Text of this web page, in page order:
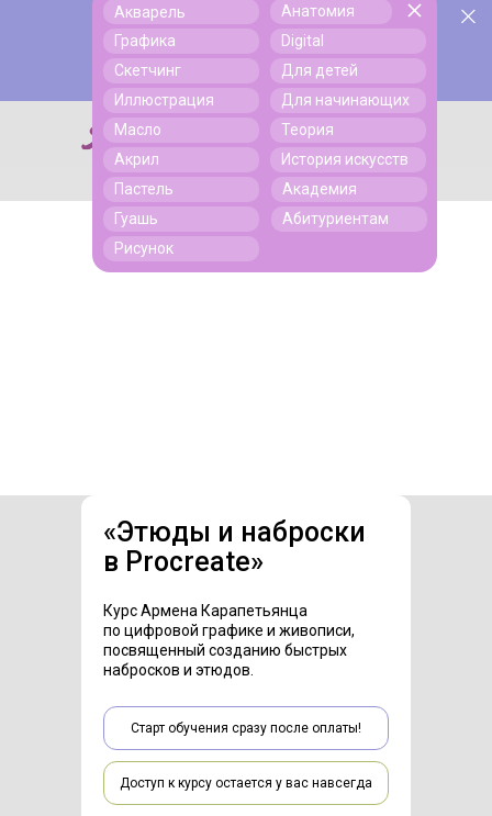
Поиск
Поиск
Акварель
Графика
Скетчинг
Иллюстрация
Масло
Акрил
Пастель
Гуашь
Рисунок
Анатомия
Digital
Для детей
Для начинающих
Теория
История искусств
Академия
Абитуриентам
«Этюды и наброски
в Procreate»
Курс Армена Карапетьянца
по цифровой графике и живописи,
посвященный созданию быстрых
набросков и этюдов.
Доступ к курсу остается у вас навсегда
Старт обучения сразу после оплаты!